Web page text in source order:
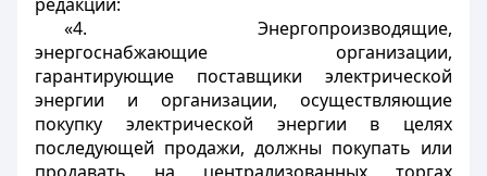
«4. Энергопроизводящие,
энергоснабжающие организации,
гарантирующие поставщики электрической
энергии и организации, осуществляющие
покупку электрической энергии в целях
последующей продажи, должны покупать или